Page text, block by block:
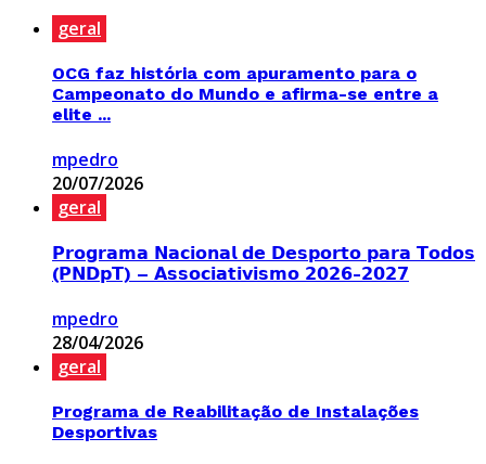
geral
OCG faz história com apuramento para o
Campeonato do Mundo e afirma-se entre a
elite ...
mpedro
20/07/2026
geral
𝗣𝗿𝗼𝗴𝗿𝗮𝗺𝗮 𝗡𝗮𝗰𝗶𝗼𝗻𝗮𝗹 𝗱𝗲 𝗗𝗲𝘀𝗽𝗼𝗿𝘁𝗼 𝗽𝗮𝗿𝗮 𝗧𝗼𝗱𝗼𝘀
(𝗣𝗡𝗗𝗽𝗧) – 𝗔𝘀𝘀𝗼𝗰𝗶𝗮𝘁𝗶𝘃𝗶𝘀𝗺𝗼 𝟮𝟬𝟮𝟲-𝟮𝟬𝟮𝟳
mpedro
28/04/2026
geral
Programa de Reabilitação de Instalações
Desportivas